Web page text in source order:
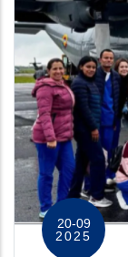
20-09
2025